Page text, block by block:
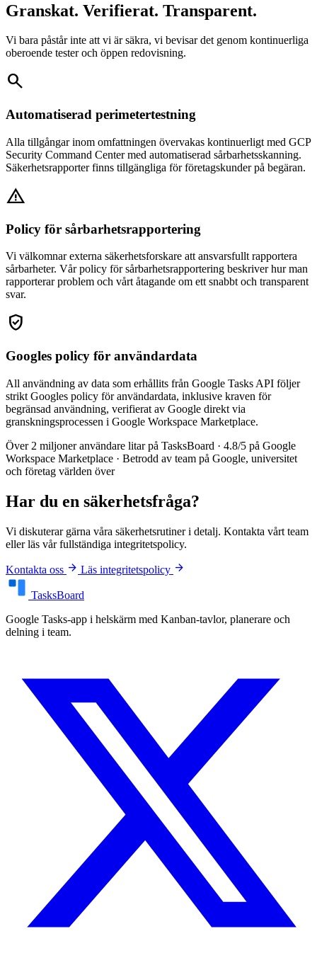
Granskat. Verifierat. Transparent.
Vi bara påstår inte att vi är säkra, vi bevisar det genom kontinuerliga
oberoende tester och öppen redovisning.
search
Automatiserad perimetertestning
Alla tillgångar inom omfattningen övervakas kontinuerligt med GCP
Security Command Center med automatiserad sårbarhetsskanning.
Säkerhetsrapporter finns tillgängliga för företagskunder på begäran.
warning
Policy för sårbarhetsrapportering
Vi välkomnar externa säkerhetsforskare att ansvarsfullt rapportera
sårbarheter. Vår policy för sårbarhetsrapportering beskriver hur man
rapporterar problem och vårt åtagande om ett snabbt och transparent
svar.
verified_user
Googles policy för användardata
All användning av data som erhållits från Google Tasks API följer
strikt Googles policy för användardata, inklusive kraven för
begränsad användning, verifierat av Google direkt via
granskningsprocessen i Google Workspace Marketplace.
Över 2 miljoner användare litar på TasksBoard · 4.8/5 på Google
Workspace Marketplace · Betrodd av team på Google, universitet
och företag världen över
Har du en säkerhetsfråga?
Vi diskuterar gärna våra säkerhetsrutiner i detalj. Kontakta vårt team
eller läs vår fullständiga integritetspolicy.
Kontakta oss arrow_forward Läs integritetspolicy arrow_forward
TasksBoard
Google Tasks-app i helskärm med Kanban-tavlor, planerare och
delning i team.